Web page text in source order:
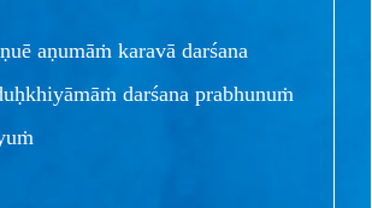
aṇumāṁ karavā darśana
darśana prabhunuṁ